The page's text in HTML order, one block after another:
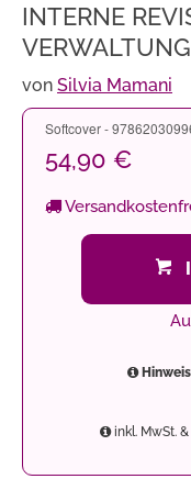
INTERNE
VERWALTUNG
von Silvia Mamani
Softcover -
54,90 €
inkl. MwSt.